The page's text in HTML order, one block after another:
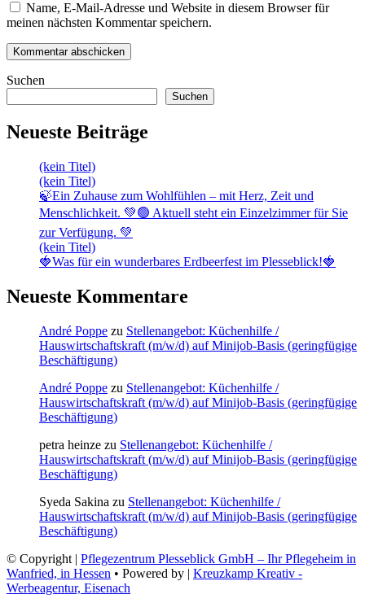
Name, E-Mail-Adresse und Website in diesem Browser für
meinen nächsten Kommentar speichern.
Suchen
Suchen
Neueste Beiträge
(kein Titel)
(kein Titel)
🍃Ein Zuhause zum Wohlfühlen – mit Herz, Zeit und
Menschlichkeit. 💚🟢 Aktuell steht ein Einzelzimmer für Sie
zur Verfügung. 💚
(kein Titel)
🍓Was für ein wunderbares Erdbeerfest im Plesseblick!🍓
Neueste Kommentare
André Poppe zu Stellenangebot: Küchenhilfe /
Hauswirtschaftskraft (m/w/d) auf Minijob-Basis (geringfügige
Beschäftigung)
André Poppe zu Stellenangebot: Küchenhilfe /
Hauswirtschaftskraft (m/w/d) auf Minijob-Basis (geringfügige
Beschäftigung)
petra heinze zu Stellenangebot: Küchenhilfe /
Hauswirtschaftskraft (m/w/d) auf Minijob-Basis (geringfügige
Beschäftigung)
Syeda Sakina zu Stellenangebot: Küchenhilfe /
Hauswirtschaftskraft (m/w/d) auf Minijob-Basis (geringfügige
Beschäftigung)
© Copyright | Pflegezentrum Plesseblick GmbH – Ihr Pflegeheim in
Wanfried, in Hessen • Powered by | Kreuzkamp Kreativ -
Werbeagentur, Eisenach